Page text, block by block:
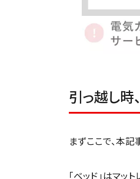
引っ越し時
まずここで、本
「ベッド」はマッ